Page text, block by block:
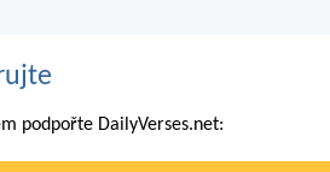
podpořte DailyVerses.net: